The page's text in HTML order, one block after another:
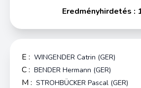
Eredményhirdetés :
E : WINGENDER Catrin (GER)
C : BENDER Hermann (GER)
M : STROHBÜCKER Pascal (GER)